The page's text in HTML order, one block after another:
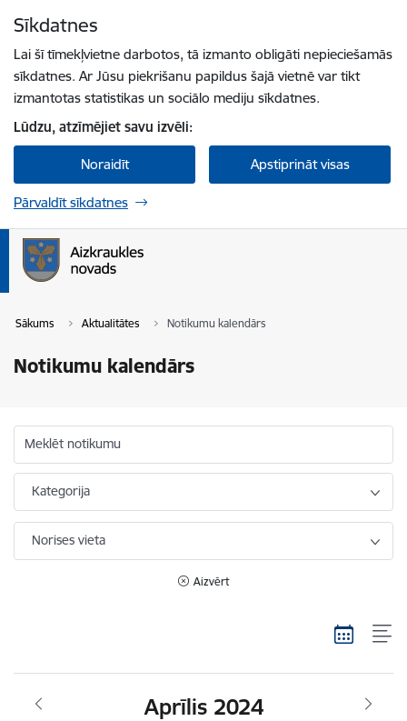
Sīkdatnes
Lai šī tīmekļvietne darbotos, tā izmanto obligāti nepieciešamās
sīkdatnes. Ar Jūsu piekrišanu papildus šajā vietnē var tikt
izmantotas statistikas un sociālo mediju sīkdatnes.
Lūdzu, atzīmējiet savu izvēli:
Noraidīt Apstiprināt visas
Pārvaldīt sīkdatnes
Sākums Aktualitātes Notikumu kalendārs
Notikumu kalendārs
Meklēt notikumu
Kategorija
Norises vieta
Aizvērt
Aprīlis 2024